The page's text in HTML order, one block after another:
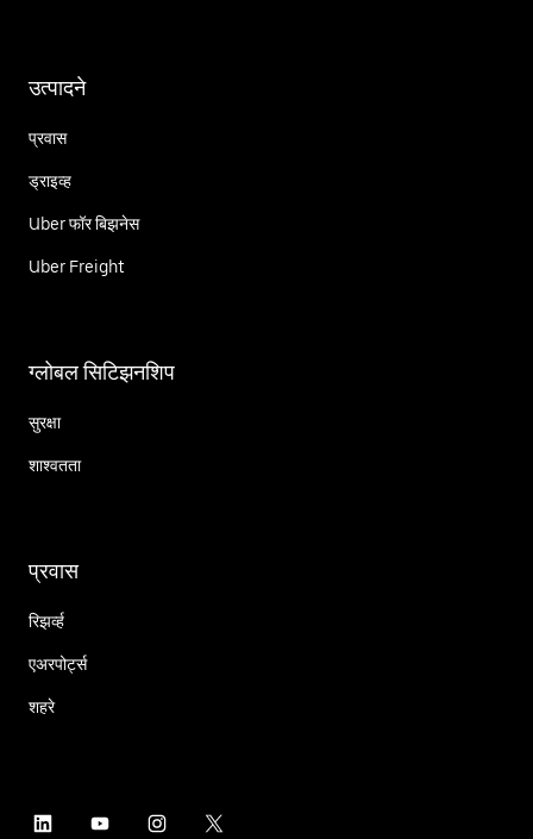
उत्पादने
प्रवास
ड्राइव्ह
Uber फॉर बिझनेस
Uber Freight
ग्लोबल सिटिझनशिप
सुरक्षा
शाश्वतता
प्रवास
रिझर्व्ह
एअरपोर्ट्स
शहरे